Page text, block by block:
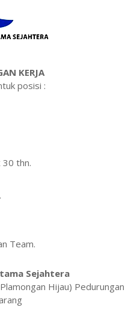
KERJA
posisi :
30 thn.
Team.
Sejahtera
Hijau) Pedurungan